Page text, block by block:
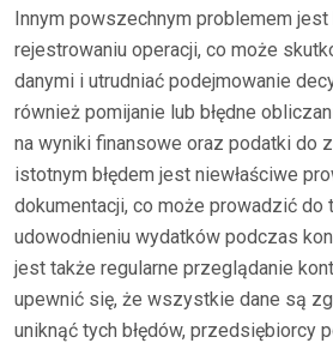
Innym powszechnym problemem
rejestrowaniu operacji, co może
danymi i utrudniać podejmowanie
również pomijanie lub błędne
na wyniki finansowe oraz podatki do
istotnym błędem jest niewłaściwe
dokumentacji, co może prowadzić do
udowodnieniu wydatków podczas
jest także regularne przeglądanie
upewnić się, że wszystkie dane są
uniknąć tych błędów, przedsiębiorcy